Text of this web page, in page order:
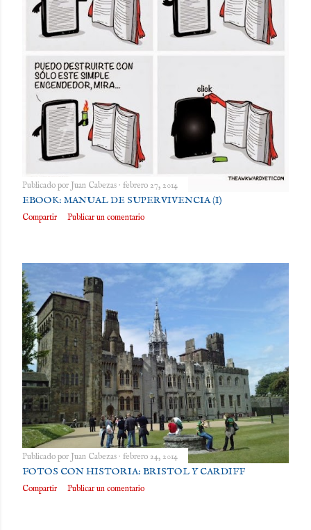
Publicado por Juan Cabezas febrero 27, 2014
EBOOK: MANUAL DE SUPERVIVENCIA (I)
Compartir Publicar un comentario
Publicado por Juan Cabezas febrero 24, 2014
FOTOS CON HISTORIA: BRISTOL Y CARDIFF
Compartir Publicar un comentario